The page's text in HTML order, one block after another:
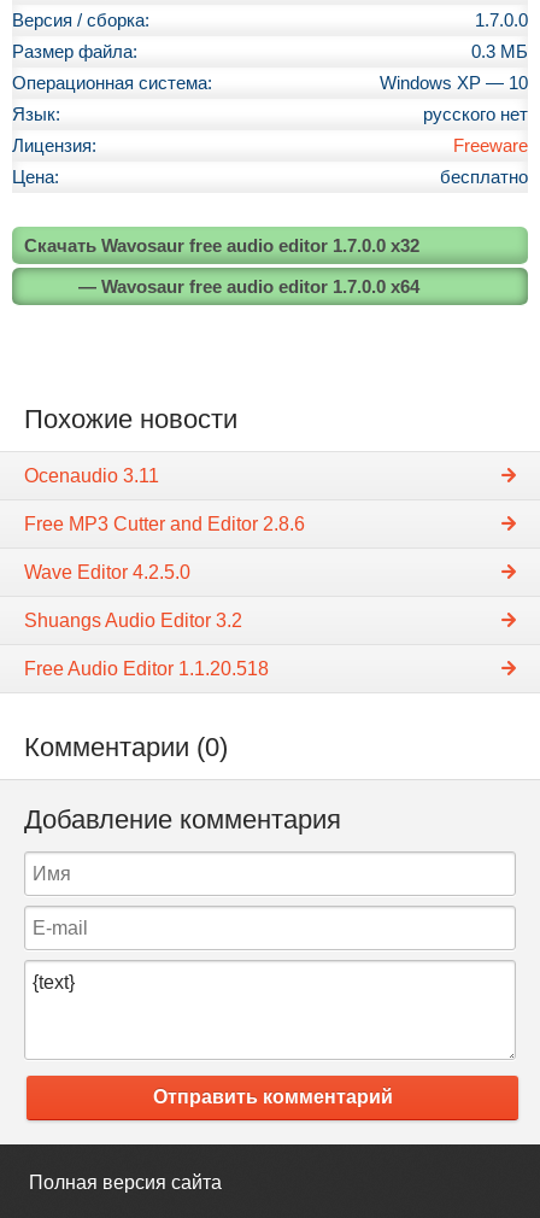
Версия / сборка:
1.7.0.0
Размер файла:
0.3 МБ
Операционная система:
Windows XP — 10
Язык:
русского нет
Лицензия:
Freeware
Цена:
бесплатно
Скачать Wavosaur free audio editor 1.7.0.0 x32
— Wavosaur free audio editor 1.7.0.0 x64
Похожие новости
Ocenaudio 3.11
Free MP3 Cutter and Editor 2.8.6
Wave Editor 4.2.5.0
Shuangs Audio Editor 3.2
Free Audio Editor 1.1.20.518
Комментарии (0)
Добавление комментария
Отправить комментарий
Полная версия сайта